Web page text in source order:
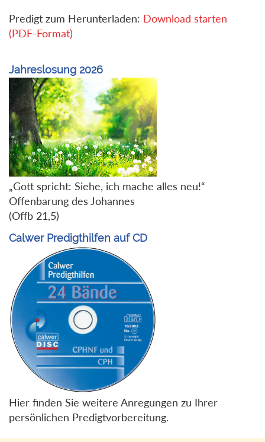
Predigt zum Herunterladen: Download starten
(PDF-Format)
Jahreslosung 2026
„Gott spricht: Siehe, ich mache alles neu!“
Offenbarung des Johannes
(Offb 21,5)
Calwer Predigthilfen auf CD
Hier finden Sie weitere Anregungen zu Ihrer
persönlichen Predigtvorbereitung.